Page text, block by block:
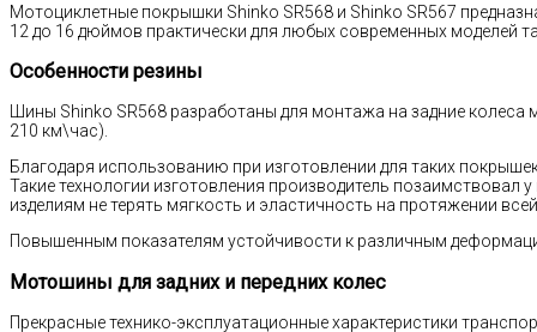
Мотоциклетные покрышки Shinko SR568 и Shinko SR567
12 до 16 дюймов практически для любых современных моделей
Особенности резины
Шины Shinko SR568 разработаны для монтажа на задние колеса
210 км\час).
Благодаря использованию при изготовлении для таких
Такие технологии изготовления производитель
изделиям не терять мягкость и эластичность на протяжении
Повышенным показателям устойчивости к различным
Мотошины для задних и передних колес
Прекрасные технико-эксплуатационные характеристики